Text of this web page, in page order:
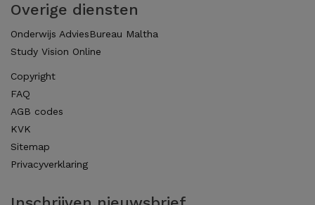
Overige diensten
Onderwijs AdviesBureau Maltha
Study Vision Online
Copyright
FAQ
AGB codes
KVK
Sitemap
Privacyverklaring